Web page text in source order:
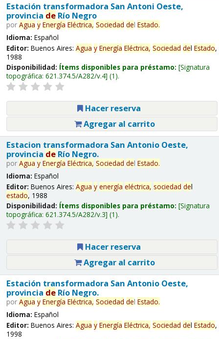
Estación transformadora San Antoni Oeste,
provincia deRío Negro
por Agua y Energía Eléctrica, Sociedad del Estado.
Idioma: Español
Editor: Buenos Aires: Agua y Energía Eléctrica, Sociedad del Estado,
1988
Disponibilidad: Ítems disponibles para préstamo: Signatura
topográfica: 621.374.5/A282/v.4 (1).
Hacer reserva
Agregar al carrito
Estacion transformadora San Antonio Oeste,
provincia deRío Negro.
por Agua y Energía Eléctrica, Sociedad del Estado.
Idioma: Español
Editor: Buenos Aires: Agua y energía eléctrica, sociedad del
estado, 1988
Disponibilidad: Ítems disponibles para préstamo: Signatura
topográfica: 621.374.5/A282/v.3 (1).
Hacer reserva
Agregar al carrito
Estación transformadora San Antonio Oeste,
provincia deRío Negro.
por Agua y Energía Eléctrica, Sociedad del Estado.
Idioma: Español
Editor: Buenos Aires: Agua y Energía Eléctrica, Sociedad del Estado,
1998